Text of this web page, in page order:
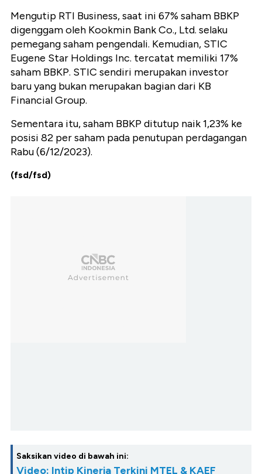
Mengutip RTI Business, saat ini 67% saham BBKP
digenggam oleh Kookmin Bank Co., Ltd. selaku
pemegang saham pengendali. Kemudian, STIC
Eugene Star Holdings Inc. tercatat memiliki 17%
saham BBKP. STIC sendiri merupakan investor
baru yang bukan merupakan bagian dari KB
Financial Group.
Sementara itu, saham BBKP ditutup naik 1,23% ke
posisi 82 per saham pada penutupan perdagangan
Rabu (6/12/2023).
(fsd/fsd)
Saksikan video di bawah ini:
Video: Intip Kinerja Terkini MTEL & KAEF